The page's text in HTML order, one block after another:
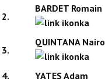
2.
BARDET Romain
3.
QUINTANA Nairo
4. YATES Adam